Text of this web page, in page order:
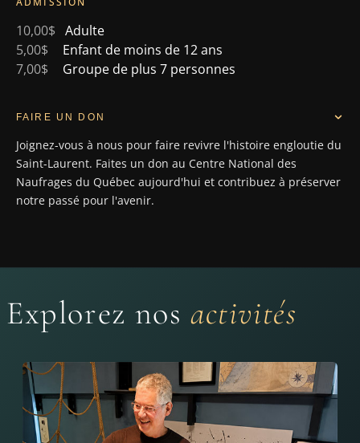
10,00$ Adulte
5,00$
Enfant de moins de 12 ans
7,00$
Groupe de plus 7 personnes
FAIRE UN DON
Joignez-vous à nous pour faire revivre l'histoire engloutie du
Saint-Laurent. Faites un don au Centre National des
Naufrages du Québec aujourd'hui et contribuez à préserver
notre passé pour l'avenir.
Explorez nos activités